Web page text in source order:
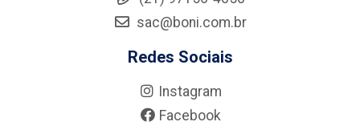
sac@boni.com.br
Redes Sociais
Instagram
Facebook